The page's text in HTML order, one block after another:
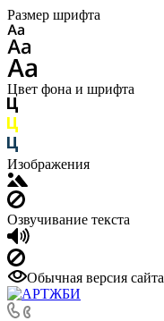
Размер шрифта
Цвет фона и шрифта
Изображения
Озвучивание текста
Обычная версия сайта